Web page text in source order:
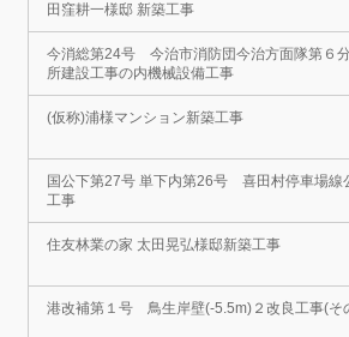
田窪耕一様邸 新築工事
今消総第24号 今治市消防団今治方面隊第６
所建設工事の内機械設備工事
(仮称)浦様マンション新築工事
国公下第27号 単下内第26号 喜田村停車場線
工事
住友林業の家 太田晃弘様邸新築工事
港改補第１号 鳥生岸壁(-5.5m)２改良工事(そ